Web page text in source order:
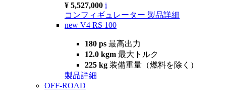
¥ 5,527,000 i
コンフィギュレーター 製品詳細
new V4 RS 100
180 ps 最高出力
12.0 kgm 最大トルク
225 kg 装備重量（燃料を除く）
製品詳細
OFF-ROAD